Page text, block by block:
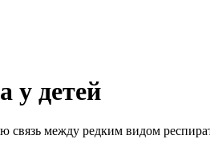
у детей
связь между редким видом